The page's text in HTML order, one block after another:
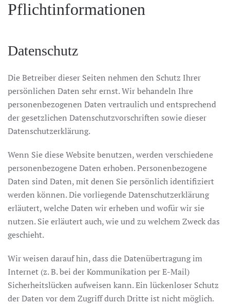
Pflichtinformationen
Datenschutz
Die Betreiber dieser Seiten nehmen den Schutz Ihrer
persönlichen Daten sehr ernst. Wir behandeln Ihre
personenbezogenen Daten vertraulich und entsprechend
der gesetzlichen Datenschutzvorschriften sowie dieser
Datenschutzerklärung.
Wenn Sie diese Website benutzen, werden verschiedene
personenbezogene Daten erhoben. Personenbezogene
Daten sind Daten, mit denen Sie persönlich identifiziert
werden können. Die vorliegende Datenschutzerklärung
erläutert, welche Daten wir erheben und wofür wir sie
nutzen. Sie erläutert auch, wie und zu welchem Zweck das
geschieht.
Wir weisen darauf hin, dass die Datenübertragung im
Internet (z. B. bei der Kommunikation per E-Mail)
Sicherheitslücken aufweisen kann. Ein lückenloser Schutz
der Daten vor dem Zugriff durch Dritte ist nicht möglich.